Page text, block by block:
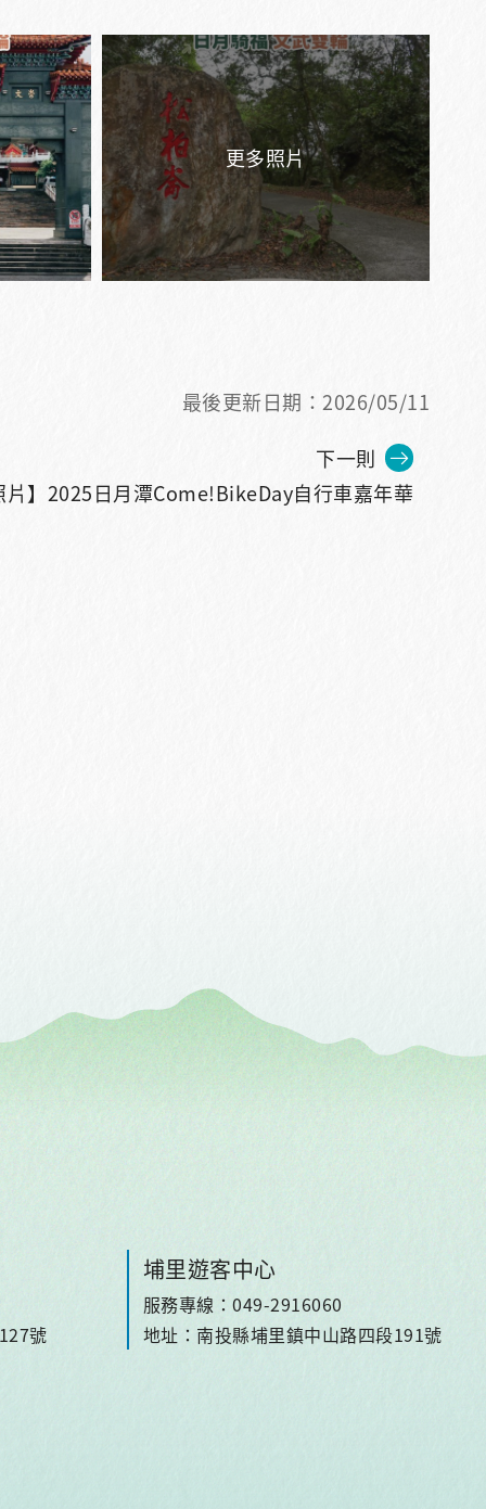
最後更新日期：2026/05/11
下一則
片】2025日月潭Come!BikeDay自行車嘉年華
號
埔里遊客中心
服務專線：049-2916060
地址：南投縣埔里鎮中山路四段191號